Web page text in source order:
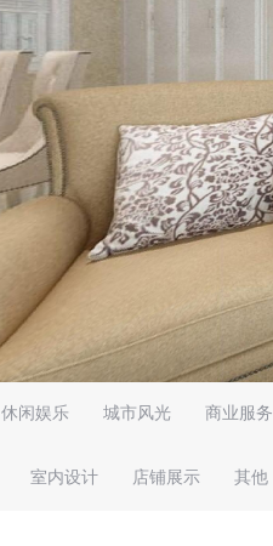
休闲娱乐 城市风光 商业服务
室内设计 店铺展示 其他